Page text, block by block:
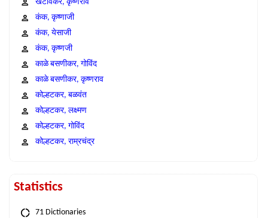
खटावकर, कृष्णराव
कंक, कृष्णाजी
कंक, येसाजी
कंक, कृष्णजी
काळे बसणीकर, गोविंद
काळे बसणीकर, कृष्णराव
कोल्हटकर, बळवंत
कोल्हटकर, लक्ष्मण
कोल्हटकर, गोविंद
कोल्हटकर, राम्रचंद्र
Statistics
71 Dictionaries